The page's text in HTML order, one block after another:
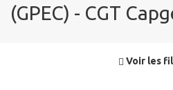
(GPEC) - CGT
Voir les